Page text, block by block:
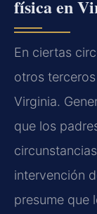
física en
En ciertas
otros
Virginia.
que los
intervención
presume que